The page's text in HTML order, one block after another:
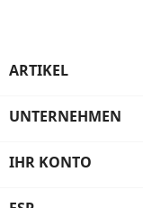
ARTIKEL
UNTERNEHMEN
IHR KONTO